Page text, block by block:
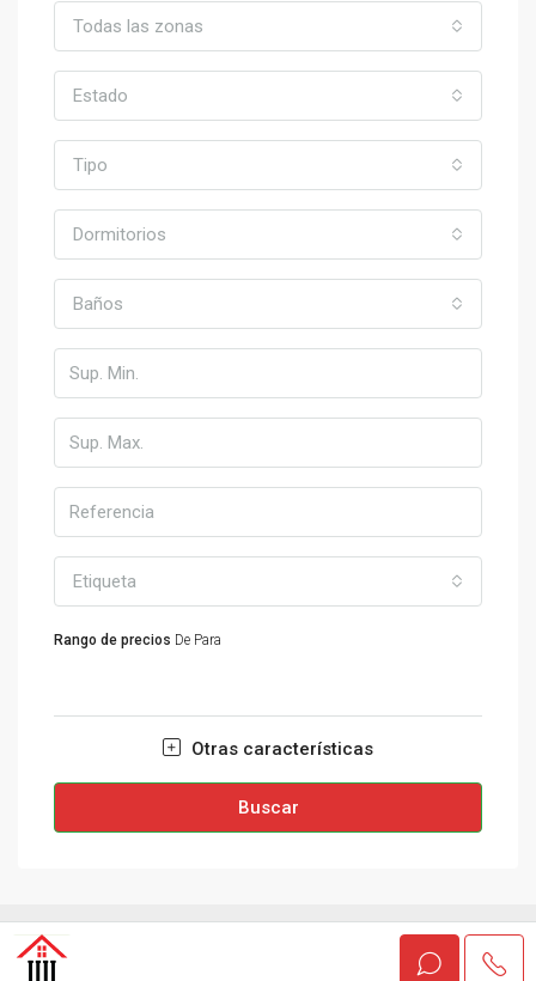
Todas las zonas
Estado
Tipo
Dormitorios
Baños
Etiqueta
Rango de precios De Para
Otras características
Buscar